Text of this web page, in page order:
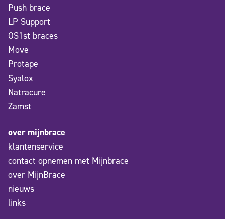
Push brace
LP Support
OS1st braces
Move
Protape
Syalox
Natracure
Zamst
over mijnbrace
klantenservice
contact opnemen met Mijnbrace
over MijnBrace
nieuws
links